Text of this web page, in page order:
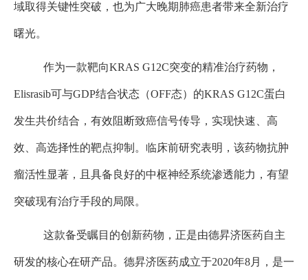
域取得关键性突破，也为广大晚期肺癌患者带来全新治疗
曙光。
作为一款靶向KRAS G12C突变的精准治疗药物，
Elisrasib可与GDP结合状态（OFF态）的KRAS G12C蛋白
发生共价结合，有效阻断致癌信号传导，实现快速、高
效、高选择性的靶点抑制。临床前研究表明，该药物抗肿
瘤活性显著，且具备良好的中枢神经系统渗透能力，有望
突破现有治疗手段的局限。
这款备受瞩目的创新药物，正是由德昇济医药自主
研发的核心在研产品。德昇济医药成立于2020年8月，是一